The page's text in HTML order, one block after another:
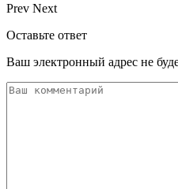
Prev Next
Оставьте ответ
Ваш электронный адрес не